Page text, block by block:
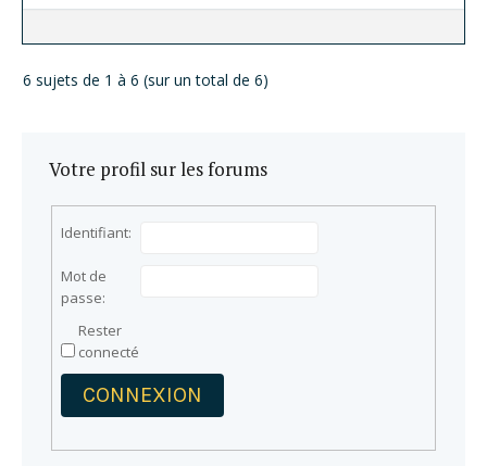
6 sujets de 1 à 6 (sur un total de 6)
Votre profil sur les forums
Identifiant:
Mot de
passe:
Rester
connecté
CONNEXION